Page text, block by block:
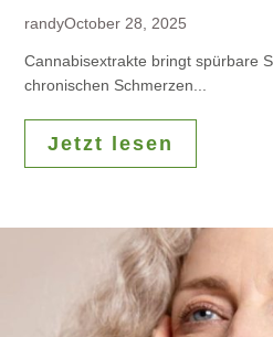
randyOctober 28, 2025
Cannabisextrakte bringt spürbare
chronischen Schmerzen...
Jetzt lesen